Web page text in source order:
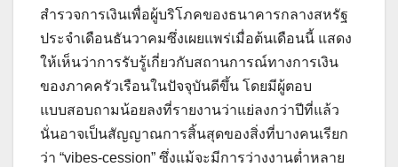
สำรวจการเงินเพื่อผู้บริโภคของธนาคารกลางสหรัฐ
ประจำเดือนธันวาคมซึ่งเผยแพร่เมื่อต้นเดือนนี้ แสดง
ให้เห็นว่าการรับรู้เกี่ยวกับสถานการณ์ทางการเงิน
ของภาคครัวเรือนในปัจจุบันดีขึ้น โดยมีผู้ตอบ
แบบสอบถามน้อยลงที่รายงานว่าแย่ลงกว่าปีที่แล้ว
นั่นอาจเป็นสัญญาณการสิ้นสุดของสิ่งที่บางคนเรียก
ว่า “vibes-cession” ซึ่งแม้จะมีการว่างงานต่ำหลาย